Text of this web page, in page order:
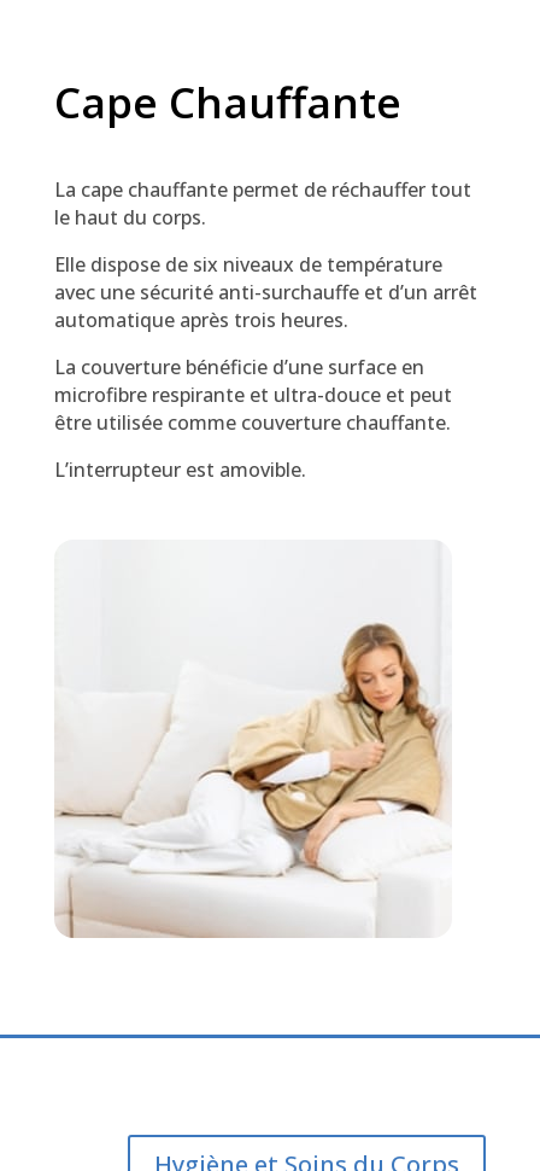
Cape Chauffante
La cape chauffante permet de réchauffer tout
le haut du corps.
Elle dispose de six niveaux de température
avec une sécurité anti-surchauffe et d’un arrêt
automatique après trois heures.
La couverture bénéficie d’une surface en
microfibre respirante et ultra-douce et peut
être utilisée comme couverture chauffante.
L’interrupteur est amovible.
Hygiène et Soins du Corps